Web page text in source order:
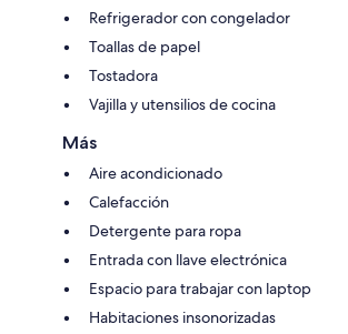
Refrigerador con congelador
Toallas de papel
Tostadora
Vajilla y utensilios de cocina
Más
Aire acondicionado
Calefacción
Detergente para ropa
Entrada con llave electrónica
Espacio para trabajar con laptop
Habitaciones insonorizadas